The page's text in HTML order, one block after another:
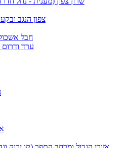
צפון הנגב
חבל
ערד